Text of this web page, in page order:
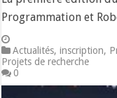
Programmation et
Actualités,inscription,
Projets de recherche
0